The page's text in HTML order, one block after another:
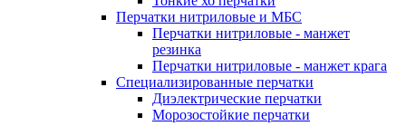
Перчатки нитриловые и МБС
Перчатки нитриловые - манжет
резинка
Перчатки нитриловые - манжет крага
Специализированные перчатки
Диэлектрические перчатки
Морозостойкие перчатки